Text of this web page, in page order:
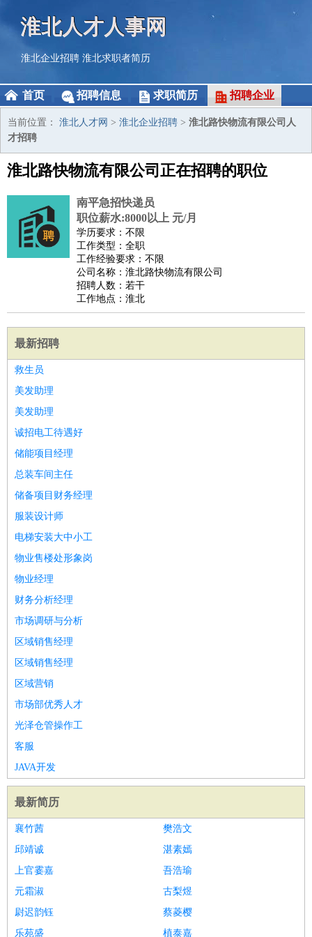
淮北人才人事网
淮北企业招聘 淮北求职者简历
首页 招聘信息 求职简历 招聘企业
当前位置： 淮北人才网 > 淮北企业招聘 > 淮北路快物流有限公司人
才招聘
淮北路快物流有限公司正在招聘的职位
南平急招快递员
职位薪水:8000以上 元/月
学历要求：不限
工作类型：全职
工作经验要求：不限
公司名称：淮北路快物流有限公司
招聘人数：若干
工作地点：淮北
最新招聘
救生员
美发助理
美发助理
诚招电工待遇好
储能项目经理
总装车间主任
储备项目财务经理
服装设计师
电梯安装大中小工
物业售楼处形象岗
物业经理
财务分析经理
市场调研与分析
区域销售经理
区域销售经理
区域营销
市场部优秀人才
光泽仓管操作工
客服
JAVA开发
最新简历
襄竹茜
樊浩文
邱靖诚
湛素嫣
上官霎嘉
吾浩瑜
元霜淑
古梨煜
尉迟韵钰
蔡菱樱
乐苑盛
植泰嘉